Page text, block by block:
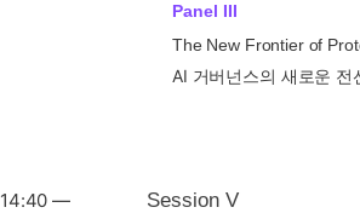
Panel III
The New Frontier of
AI 거버넌스의 새로운 전
14:40 —
Session V